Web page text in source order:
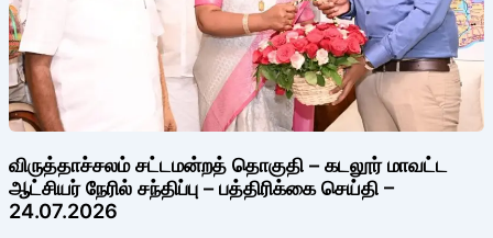
விருத்தாச்சலம் சட்டமன்றத் தொகுதி – கடலூர் மாவட்ட
ஆட்சியர் நேரில் சந்திப்பு – பத்திரிக்கை செய்தி –
24.07.2026